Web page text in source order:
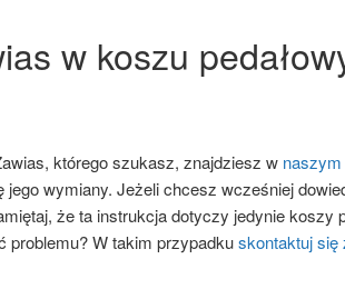
w koszu
którego szukasz, znajdziesz w
wymiany. Jeżeli chcesz wcześniej
że ta instrukcja dotyczy jedynie koszy
problemu? W takim przypadkuskontaktuj się